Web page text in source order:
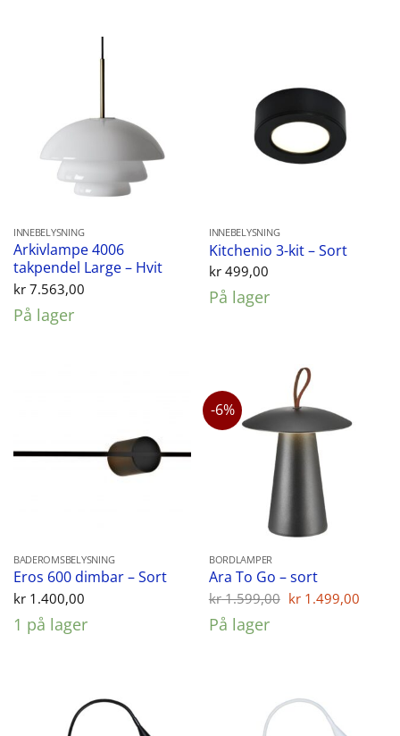
INNEBELYSNING
Arkivlampe 4006
takpendel Large – Hvit
kr7.563,00
På lager
INNEBELYSNING
Kitchenio 3-kit – Sort
kr499,00
På lager
BADEROMSBELYSNING
Eros 600 dimbar – Sort
kr1.400,00
1 på lager
-6%
BORDLAMPER
Ara To Go – sort
kr1.599,00 Opprinnelig
kr 1.499,00
På lager